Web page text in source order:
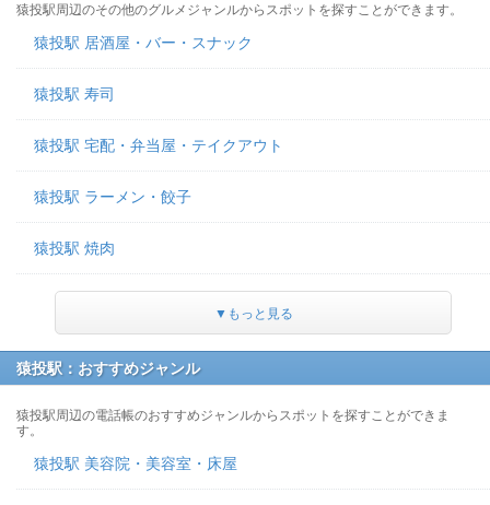
猿投駅周辺のその他のグルメジャンルからスポットを探すことができます。
猿投駅 居酒屋・バー・スナック
猿投駅 寿司
猿投駅 宅配・弁当屋・テイクアウト
猿投駅 ラーメン・餃子
猿投駅 焼肉
▼もっと見る
猿投駅：おすすめジャンル
猿投駅周辺の電話帳のおすすめジャンルからスポットを探すことができま
す。
猿投駅 美容院・美容室・床屋